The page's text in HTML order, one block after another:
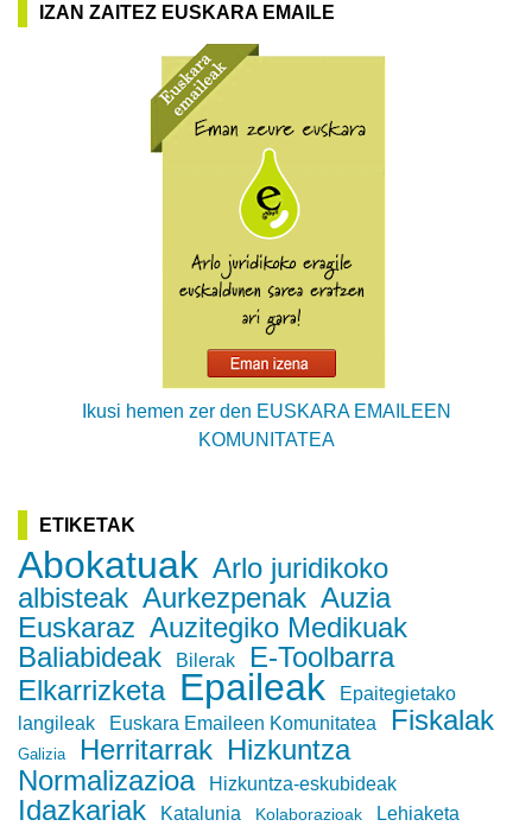
IZAN ZAITEZ EUSKARA EMAILE
Ikusi hemen zer den EUSKARA EMAILEEN
KOMUNITATEA
ETIKETAK
Abokatuak Arlo juridikoko
albisteak Aurkezpenak Auzia
Euskaraz Auzitegiko Medikuak
Baliabideak
Bilerak
E-Toolbarra
Elkarrizketa Epaileak
Epaitegietako
langileak
Euskara Emaileen Komunitatea Fiskalak
Galizia Herritarrak Hizkuntza
Normalizazioa
Hizkuntza-eskubideak
Idazkariak Katalunia Kolaborazioak Lehiaketa